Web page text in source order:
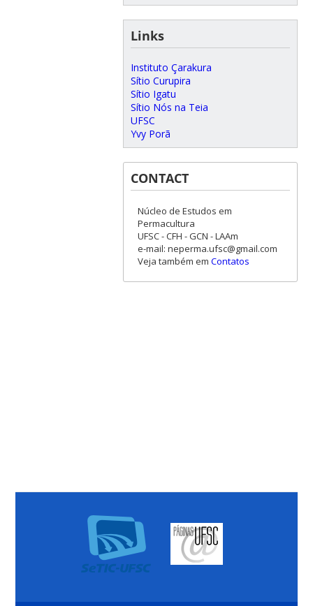
Links
Instituto Çarakura
Sítio Curupira
Sítio Igatu
Sítio Nós na Teia
UFSC
Yvy Porã
CONTACT
Núcleo de Estudos em
Permacultura
UFSC - CFH - GCN - LAAm
e-mail: neperma.ufsc@gmail.com
Veja também em Contatos